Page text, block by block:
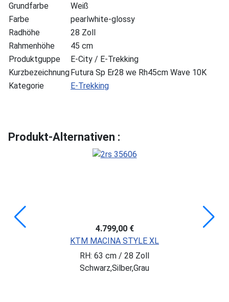
Grundfarbe
Weiß
Farbe
pearlwhite-glossy
Radhöhe
28 Zoll
Rahmenhöhe
45 cm
Produktguppe
E-City / E-Trekking
KurzbezeichnungFutura Sp Er28 we Rh45cm Wave 10K
Kategorie
E-Trekking
Produkt-Alternativen :
4.799,00 €
KTM MACINA STYLE XL
RH: 63 cm / 28 Zoll
Schwarz,Silber,Grau